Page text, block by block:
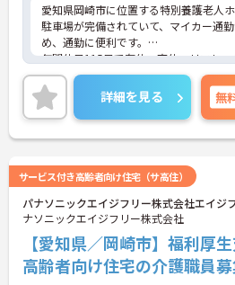
愛知県岡崎市に位置する特別養護老人ホ
駐車場が完備されていて、マイカー通
め、通勤に便利です。
年間休日115日で有休・育休・リフレ
どもあり、残業も少なめなのでプライ
リハリもつきますし、自分のじかんを大
方にぴったりです。
賞与の過去実績は4.0ヶ月分と多めです
職金もあり、手当など福利厚生が充実
ご興味をお持ちの方には、詳細の情報
ントをお伝えしますのでお気軽にお問い
さい。
詳細を見る 無
サービス付き高齢者向け住宅（サ高住）
パナソニックエイジフリー株式会社エイジ
ナソニックエイジフリー株式会社
【愛知県／岡崎市】福利厚
高齢者向け住宅の介護職員